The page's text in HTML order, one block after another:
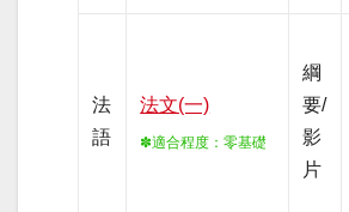
法
語
法文(一)
✽適合程度 ：零基礎
綱
要/
影
片